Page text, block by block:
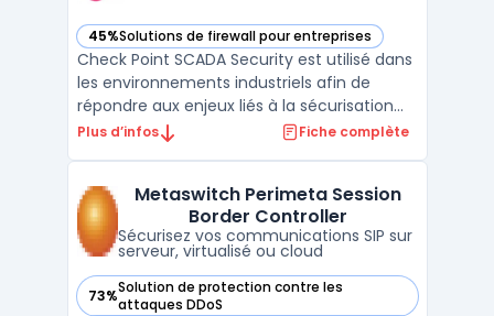
45%Solutions de firewall pour entreprises
— voir Check Point SCADA Security dans cette catégorie
Check Point SCADA Security est utilisé dans
les environnements industriels afin de
répondre aux enjeux liés à la sécurisation
des réseaux OT et SCADA. Ce logiciel
services publics, pour la gestion de
l’interface e ...
Plus d’infos Fiche complète
Metaswitch Perimeta Session
Border Controller
Sécurisez vos communications SIP sur
serveur, virtualisé ou cloud
73%Solution de protection contre les
attaques DDoS
— voir Metaswitch Perimeta Session Border Controller